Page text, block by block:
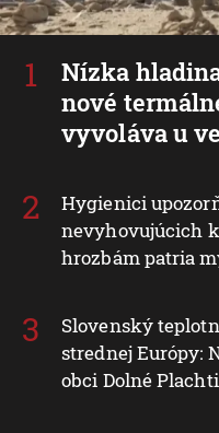
Nízka
nové
vyvoláva u
Hygienici
nevyhovujúcich
hrozbám patria
Slovenský
strednej Európy:
obci Dolné